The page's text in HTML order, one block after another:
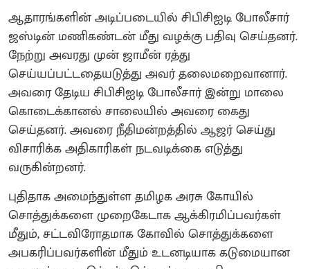
ஆதாரங்களின் அடிப்படையில் சிபிசிஐடி போலீசார்
ஜஸ்டின் மணிகண்டன் மீது வழக்கு பதிவு செய்தனர்.
நேற்று அவரது முன் ஜாமீன் ரத்து
செய்யப்பட்டதையடுத்து அவர் தலைமறைவானார்.
அவரை தேடிய சிபிசிஐடி போலீசார் இன்று மாலை
கொடைக்கானல் சாலையில் அவரை கைது
செய்தனர். அவரை நீதிமன்றத்தில் ஆஜர் செய்து
விசாரிக்க அதிகாரிகள் நடவடிக்கை எடுத்து
வருகின்றனர்.
புதிதாக அமைந்துள்ள தமிழக அரசு கோயில்
சொத்துக்களை முறைகேடாக ஆக்கிரமிப்பவர்கள்
மீதும், சட்டவிரோதமாக கோவில் சொத்துக்களை
அபகரிப்பவர்களின் மீதும் உடனடியாக கடுமையான